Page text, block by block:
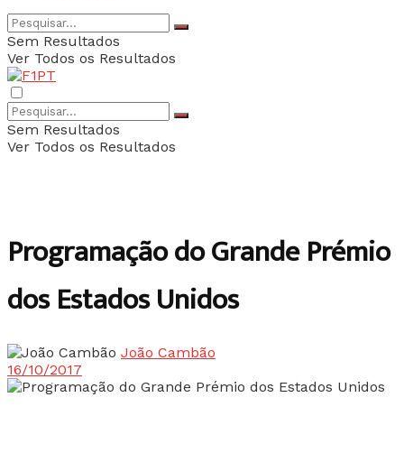
Sem Resultados
Ver Todos os Resultados
Sem Resultados
Ver Todos os Resultados
Programação do Grande Prémio
dos Estados Unidos
João Cambão
16/10/2017